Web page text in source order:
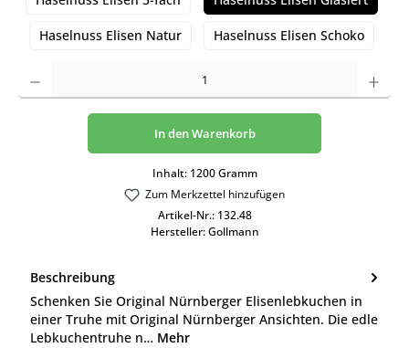
Inhalt: 1200 Gramm
Haselnuss Elisen Natur Haselnuss Elisen Schoko
In den Warenkorb
Zum Merkzettel hinzufügen
Artikel-Nr.: 132.48
Hersteller:Gollmann
Beschreibung
Schenken Sie Original Nürnberger Elisenlebkuchen in
einer Truhe mit Original Nürnberger Ansichten. Die edle
Lebkuchentruhe n… Mehr